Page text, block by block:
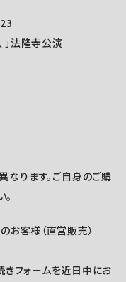
」法隆寺公演
なります。ご自身のご購
客様（直営販売）
フォームを近日中にお